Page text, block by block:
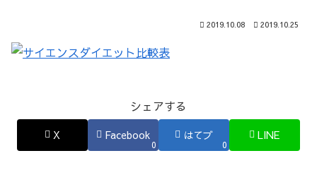
2019.10.08 2019.10.25
シェアする
X Facebook
0
はてブ
0
LINE